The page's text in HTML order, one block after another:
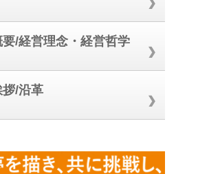
/経営理念・経営哲学
/沿革